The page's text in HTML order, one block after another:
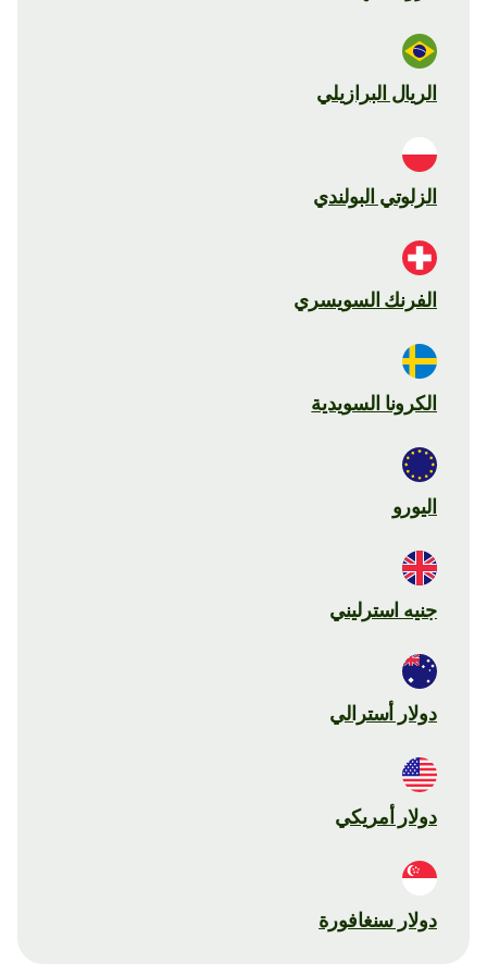
الريال البرازيلي
الزلوتي البولندي
الفرنك السويسري
الكرونا السويدية
اليورو
جنيه استرليني
دولار أسترالي
دولار أمريكي
دولار سنغافورة